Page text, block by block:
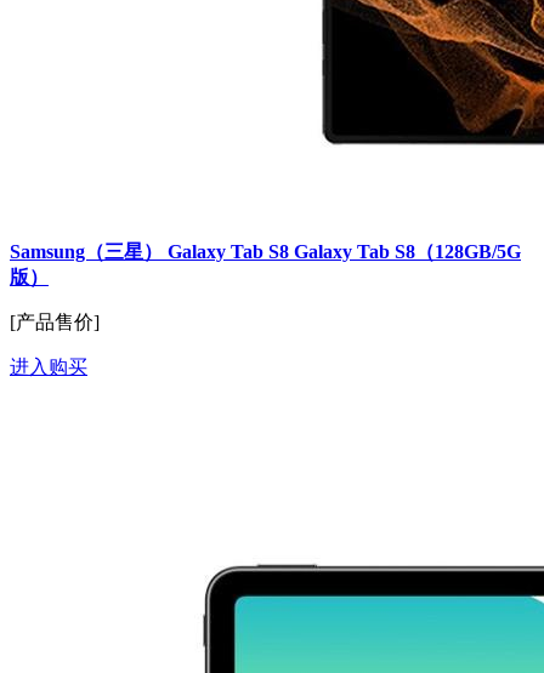
Samsung（三星） Galaxy Tab S8 Galaxy Tab S8（128GB/5G
版）
[产品售价]
进入购买